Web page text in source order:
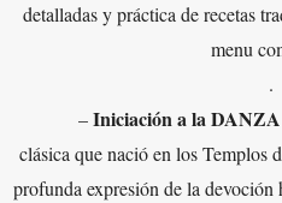
detalladas y práctica de recetas
menu
.
–Iniciación a la
clásica que nació en los Templos
profunda expresión de la